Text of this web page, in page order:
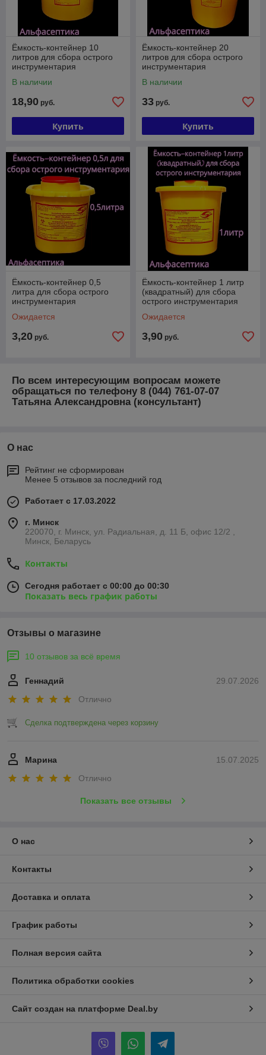
Ёмкость-контейнер 10
литров для сбора острого
инструментария
В наличии
18,90 руб.
Купить
Ёмкость-контейнер 20
литров для сбора острого
инструментария
В наличии
33 руб.
Купить
Ёмкость-контейнер 0,5
литра для сбора острого
инструментария
Ожидается
3,20 руб.
Ёмкость-контейнер 1 литр
(квадратный) для сбора
острого инструментария
Ожидается
3,90 руб.
По всем интересующим вопросам можете
обращаться по телефону 8 (044) 761-07-07
Татьяна Александровна (консультант)
О нас
Рейтинг не сформирован
Менее 5 отзывов за последний год
Работает с 17.03.2022
г. Минск
220070, г. Минск, ул. Радиальная, д. 11 Б, офис 12/2 ,
Минск, Беларусь
Контакты
Сегодня работает с 00:00 до 00:30
Показать весь график работы
Отзывы о магазине
10 отзывов за всё время
29.07.2026
Геннадий
Отлично
Сделка подтверждена через корзину
15.07.2025
Марина
Отлично
Показать все отзывы
О нас
Контакты
Доставка и оплата
График работы
Полная версия сайта
Политика обработки cookies
Сайт создан на платформе Deal.by